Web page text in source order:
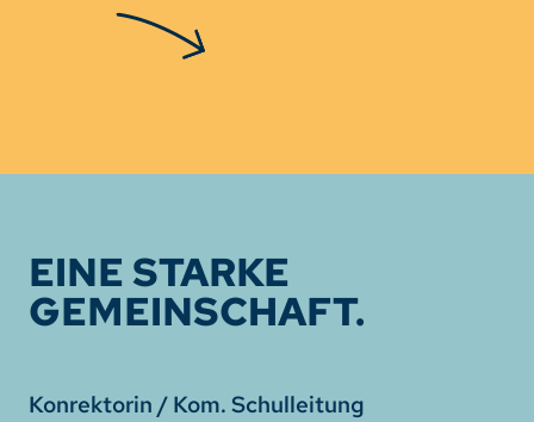
EINE STARKE
GEMEINSCHAFT.
Konrektorin / Kom. Schulleitung